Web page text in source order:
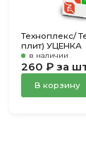
Техноплекс/
плит) УЦЕНКА
в наличии
260 ₽ за
В корзину